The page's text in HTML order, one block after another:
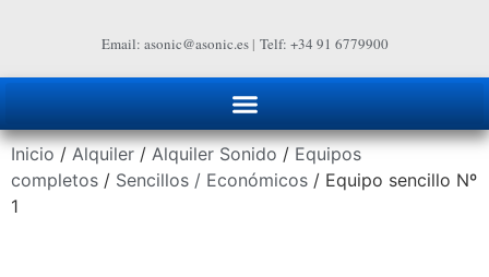
Email: asonic@asonic.es| Telf: +34 91 6779900
Inicio / Alquiler / Alquiler Sonido / Equipos
completos / Sencillos / Económicos / Equipo sencillo Nº
1